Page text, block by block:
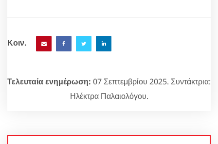
Κοιν.
Τελευταία ενημέρωση: 07 Σεπτεμβρίου 2025. Συντάκτρια:
Ηλέκτρα Παλαιολόγου.